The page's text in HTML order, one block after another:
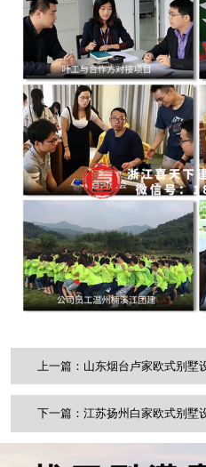
上一篇：山东烟台卢家欧式别
下一篇：江苏扬州白家欧式别墅